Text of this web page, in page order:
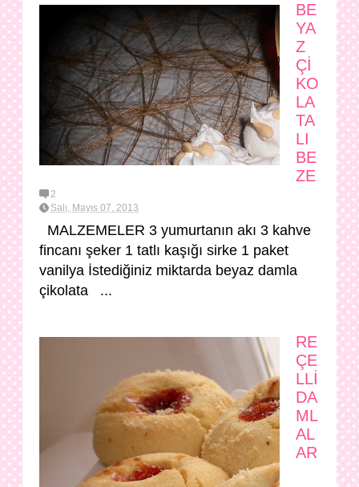
BE
YA
Z
Çİ
KO
LA
TA
LI
BE
ZE
2
Salı, Mayıs 07, 2013
MALZEMELER 3 yumurtanın akı 3 kahve
fincanı şeker 1 tatlı kaşığı sirke 1 paket
vanilya İstediğiniz miktarda beyaz damla
çikolata ...
RE
ÇE
LLİ
DA
ML
AL
AR